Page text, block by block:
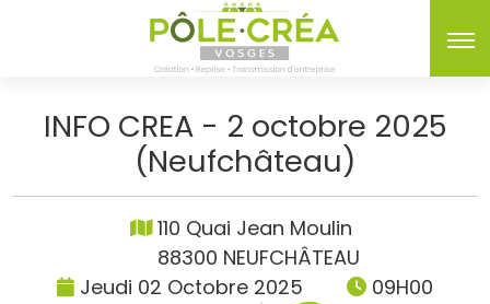
INFO CREA - 2 octobre 2025
(Neufchâteau)
110 Quai Jean Moulin
88300 NEUFCHÂTEAU
Jeudi 02 Octobre 2025
09H00